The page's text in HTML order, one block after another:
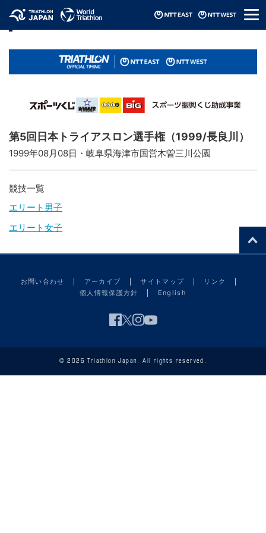
メ
ニ
ー
リザルト / Results
第5回日本トライアスロン選手権（1999/長良川）
1999年08月08日・岐阜県海津市国営木曽三川公園
競技一覧
エリート男子
エリート女子
お問い合わせ アーカイブ サイトマップ
リンク
個人情報保護方針
English
© 2026 Triathlon Japan. All rights reserved.